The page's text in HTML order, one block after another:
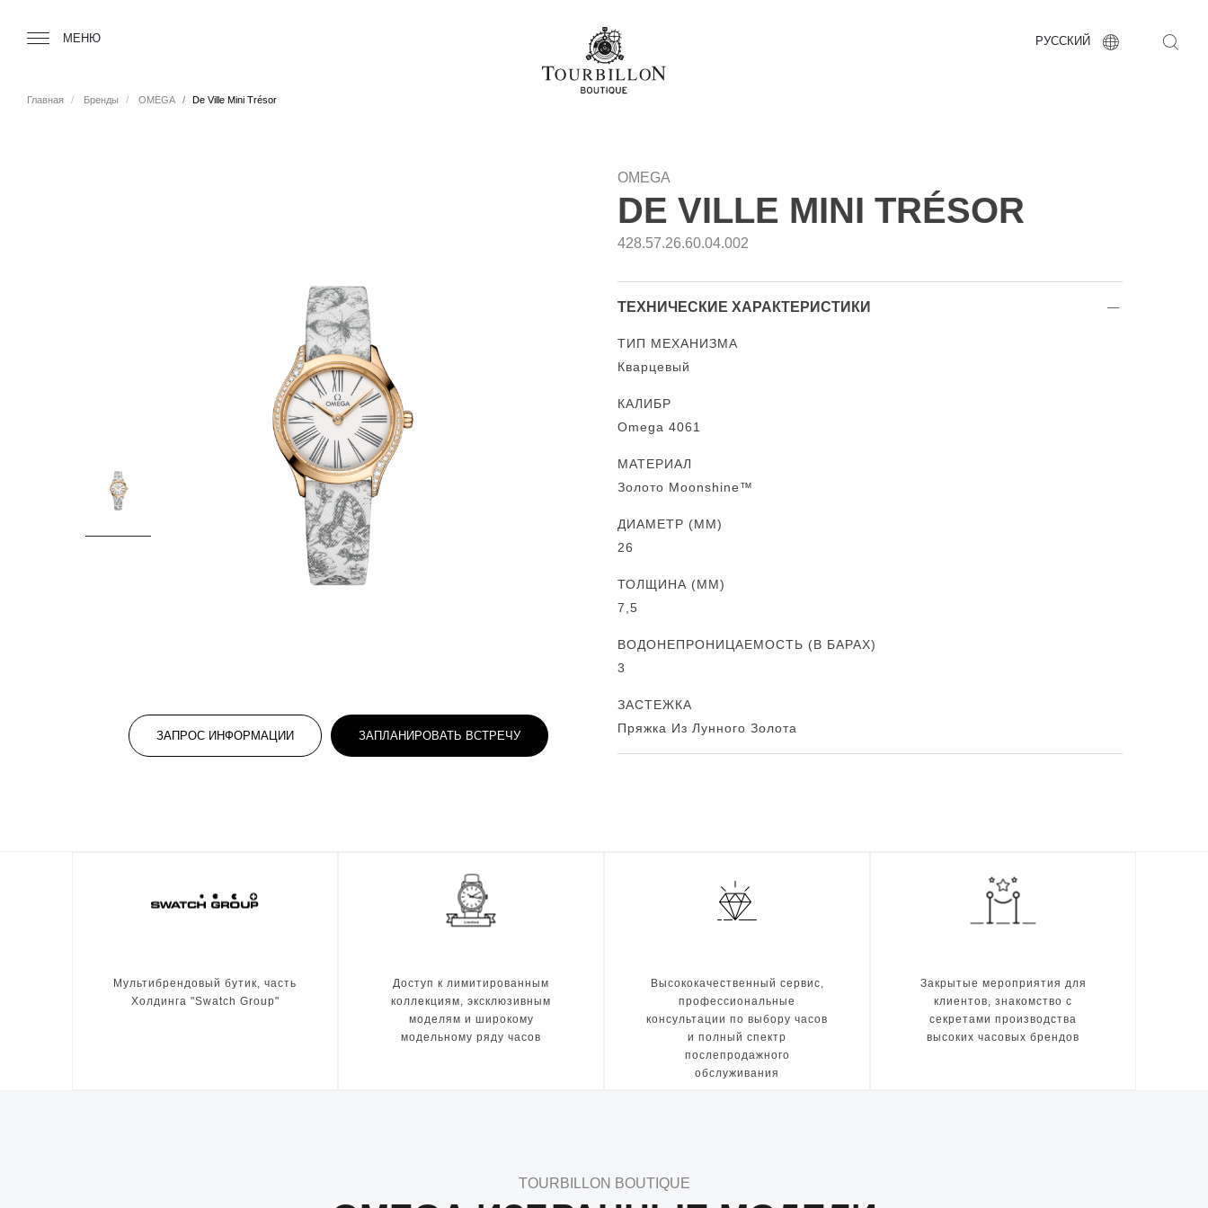
МЕНЮ РУССКИЙ
Главная Бренды OMEGA De Ville Mini Trésor
ЗАПРОС ИНФОРМАЦИИ ЗАПЛАНИРОВАТЬ ВСТРЕЧУ
OMEGA
DE VILLE MINI TRÉSOR
428.57.26.60.04.002
ТЕХНИЧЕСКИЕ ХАРАКТЕРИСТИКИ
ТИП МЕХАНИЗМА
Кварцевый
КАЛИБР
Omega 4061
МАТЕРИАЛ
Золото Moonshine™
ДИАМЕТР (MM)
26
ТОЛЩИНА (MM)
7,5
ВОДОНЕПРОНИЦАЕМОСТЬ (В БАРАХ)
3
ЗАСТЕЖКА
Пряжка Из Лунного Золота
Мультибрендовый бутик, часть
Холдинга "Swatch Group"
Доступ к лимитированным
коллекциям, эксклюзивным
моделям и широкому
модельному ряду часов
Высококачественный сервис,
профессиональные
консультации по выбору часов
и полный спектр
послепродажного
обслуживания
Закрытые мероприятия для
клиентов, знакомство с
секретами производства
высоких часовых брендов
TOURBILLON BOUTIQUE